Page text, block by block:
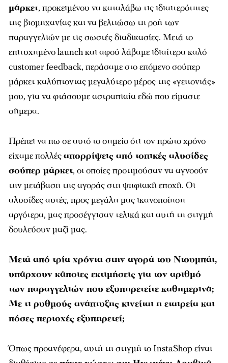
μάρκετ, προκειμένου να καταλάβω τις ιδιαιτερότητες
της βιομηχανίας και να βελτιώσω τη ροή των
παραγγελιών με τις σωστές διαδικασίες. Μετά το
επιτυχημένο launch και αφού λάβαμε ιδιαίτερα καλό
customer feedback, περάσαμε στο επόμενο σούπερ
μάρκετ καλύπτοντας μεγαλύτερο μέρος της «γειτονιάς»
μου, για να φτάσουμε αστραπιαία εδώ που είμαστε
σήμερα.
Πρέπει να πω σε αυτό το σημείο ότι τον πρώτο χρόνο
είχαμε πολλέςαπορρίψεις από τοπικές αλυσίδες
σούπερ μάρκετ, οι οποίες προτιμούσαν να αγνοούν
την μετάβαση της αγοράς στη ψηφιακή εποχή. Οι
αλυσίδες αυτές, προς μεγάλη μας ικανοποίηση
αργότερα, μας προσέγγισαν τελικά και αυτή τη στιγμή
δουλεύουν μαζί μας.
Μετά από τρία χρόνια στην αγορά του Ντουμπάι,
υπάρχουν κάποιες εκτιμήσεις για τον αριθμό
των παραγγελιών που εξυπηρετείτε καθημερινά;
Mε τι ρυθμούς ανάπτυξης κινείται η εταιρεία και
πόσες περιοχές εξυπηρετεί;
Όπως προανέφερα, αυτή τη στιγμή το InstaShop είναι